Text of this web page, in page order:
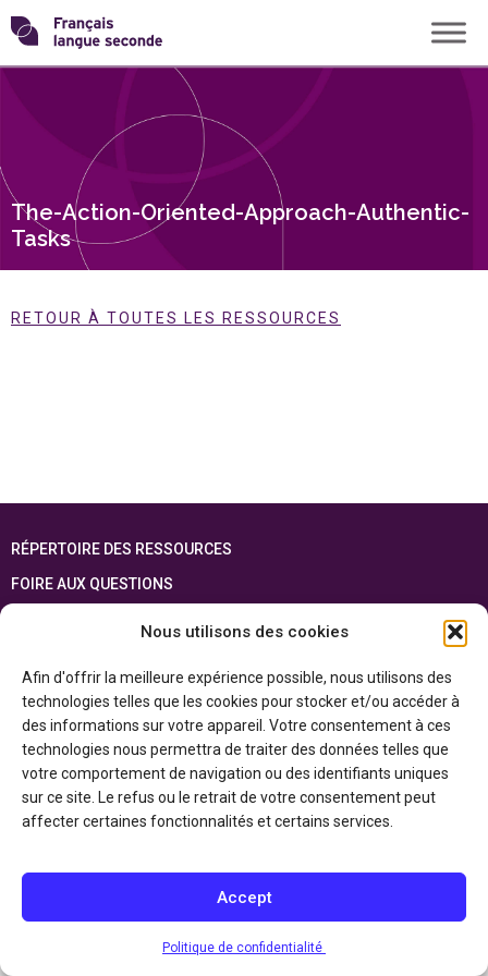
Nous utilisons des cookies
Afin d'offrir la meilleure expérience possible, nous utilisons des
technologies telles que les cookies pour stocker et/ou accéder à
des informations sur votre appareil. Votre consentement à ces
technologies nous permettra de traiter des données telles que
votre comportement de navigation ou des identifiants uniques
sur ce site. Le refus ou le retrait de votre consentement peut
affecter certaines fonctionnalités et certains services.
Accept
Politique de confidentialité
Skip
to
content
Transformons
langue
The-Action-Oriented-Approach-Authentic-
Tasks
RETOUR À TOUTES LES RESSOURCES
RÉPERTOIRE DES RESSOURCES
FOIRE AUX QUESTIONS
Cette ressource est réalisée grâce au soutien financier du gouvernement de
l’Ontario et du gouvernement du Canada par l’entremise du ministère du
Patrimoine canadien
Politique de confidentialité